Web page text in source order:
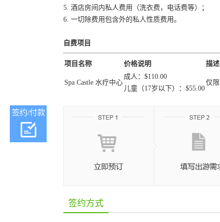
5. 酒店房间内私人费用（洗衣费，电话费等）；
6. 一切除费用包含外的私人性质费用。
自费项目
项目名称 价格说明 描述
Spa Castle 水疗中心
成人：$110.00
儿童（17岁以下）：$55.00
仅
签约/付款
签约方式